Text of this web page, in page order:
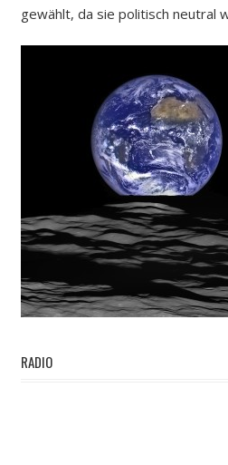
gewählt, da sie politisch neutral
RADIO